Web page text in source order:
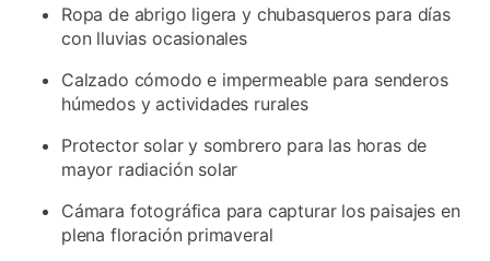
Ropa de abrigo ligera y chubasqueros para días
con lluvias ocasionales
Calzado cómodo e impermeable para senderos
húmedos y actividades rurales
Protector solar y sombrero para las horas de
mayor radiación solar
Cámara fotográfica para capturar los paisajes en
plena floración primaveral